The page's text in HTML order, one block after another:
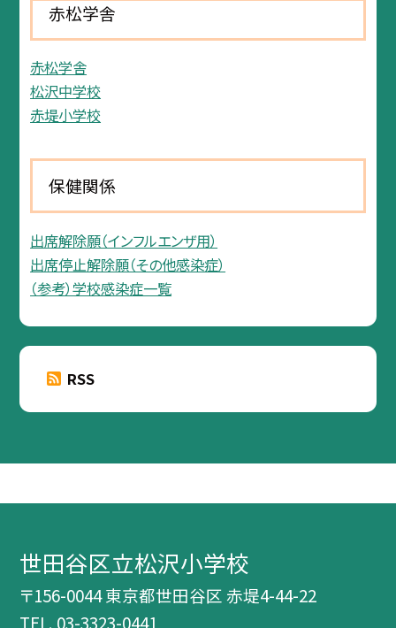
赤松学舎
赤松学舎
松沢中学校
赤堤小学校
保健関係
出席解除願（インフルエンザ用）
出席停止解除願（その他感染症）
（参考）学校感染症一覧
RSS
世田谷区立松沢小学校
〒156-0044 東京都世田谷区 赤堤4-44-22
TEL. 03-3323-0441